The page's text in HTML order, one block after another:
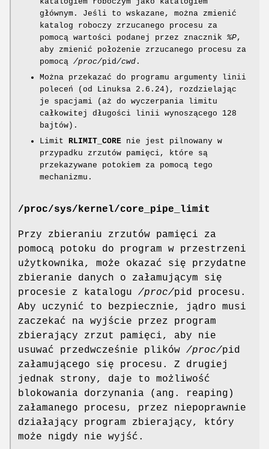
głównym. Jeśli to wskazane, można zmienić
katalog roboczy zrzucanego procesu za
pomocą wartości podanej przez znacznik %P,
aby zmienić położenie zrzucanego procesu za
pomocą /proc/pid/cwd .
Można przekazać do programu argumenty linii
poleceń (od Linuksa 2.6.24), rozdzielając
je spacjami (aż do wyczerpania limitu
całkowitej długości linii wynoszącego 128
bajtów).
Limit RLIMIT_CORE nie jest pilnowany w
przypadku zrzutów pamięci, które są
przekazywane potokiem za pomocą tego
mechanizmu.
/proc/sys/kernel/core_pipe_limit
Przy zbieraniu zrzutów pamięci za
pomocą potoku do program w przestrzeni
użytkownika, może okazać się przydatne
zbieranie danych o załamującym się
procesie z katalogu /proc/pid procesu.
Aby uczynić to bezpiecznie, jądro musi
zaczekać na wyjście przez program
zbierający zrzut pamięci, aby nie
usuwać przedwcześnie plików /proc/pid
załamującego się procesu. Z drugiej
jednak strony, daje to możliwość
blokowania dorzynania (ang. reaping)
załamanego procesu, przez niepoprawnie
działający program zbierający, który
może nigdy nie wyjść.